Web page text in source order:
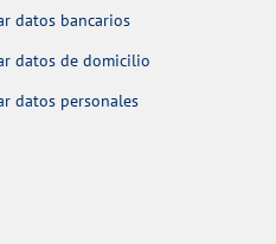
datos bancarios
datos de domicilio
datos personales